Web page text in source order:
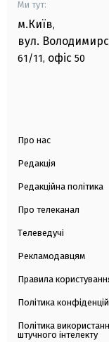
Ми тут:
м.Київ,
вул.
61/11, офіс 50
Про нас
Редакція
Редакційна політика
Про телеканал
Телеведучі
Рекламодавцям
Правила
Політика
Політика
штучного інтелекту